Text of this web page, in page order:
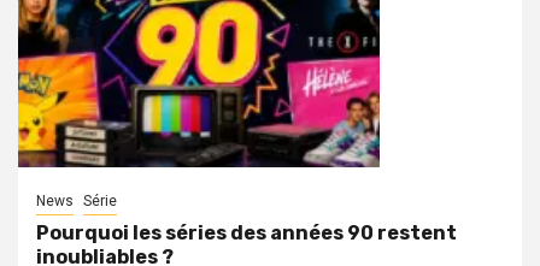
News Série
Pourquoi les séries des années 90 restent
inoubliables ?